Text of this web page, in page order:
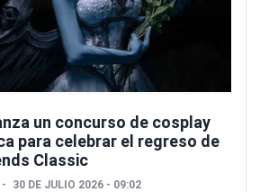
un concurso de cosplay
para celebrar el regreso de
Classic
30 DE JULIO 2026 - 09:02